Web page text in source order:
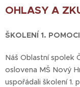
OHLASY A
ŠKOLENÍ 1.
Náš Oblastní spolek
oslovena MŠ Nový
uspořádali školení 1.